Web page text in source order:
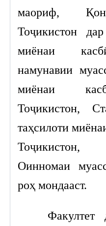
маориф,
Тоҷикистон
миёнаи
намунавии
миёнаи
Тоҷикистон,
таҳсилоти
Оинномаи
роҳ мондааст.
Факултет